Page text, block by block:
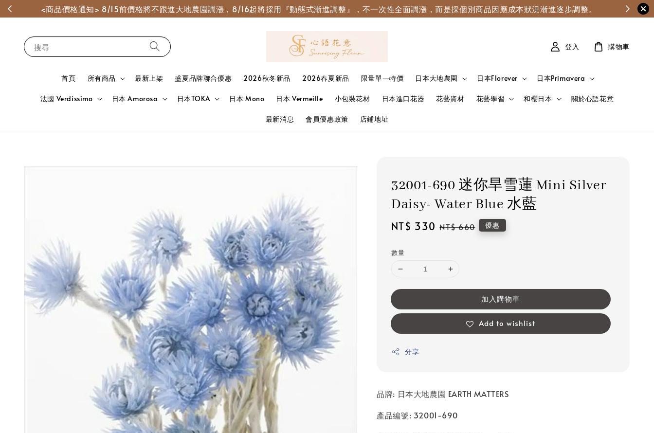
<商品價格通知> 8/15前價格將不跟進大地農園調漲，8/16起將採用『動態式漸進調整』，不一次性全面調漲，而是採個別商品因應成本狀況漸進逐步調整。
搜尋
首頁 所有商品 最新上架 盛夏品牌聯合優惠 2026秋冬新品 2026春夏新品 限量單一特價 日本大地農園 日本Florever 日本Primavera
法國 Verdissimo 日本 Amorosa 日本TOKA 日本 Mono 日本 Vermeille 小包裝花材 日本進口花器 花藝資材 花藝學習 和櫻日本 關於心語花意
最新消息 會員優惠政策 店鋪地址
登入 購物車
32001-690 迷你旱雪蓮 Mini Silver
Daisy- Water Blue 水藍
Sale
NT$ 330 Regular
NT$ 660 優惠
數量
加入購物車
Add to wishlist
分享
品牌: 日本大地農園 EARTH MATTERS
產品編號: 32001-690